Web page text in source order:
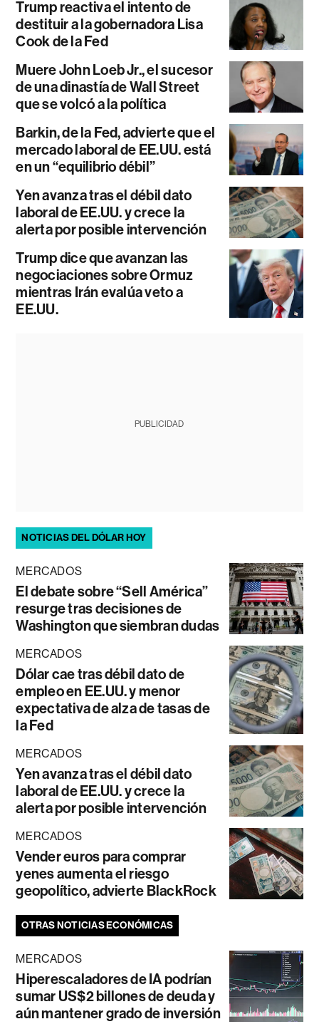
Trump reactiva el intento de
destituir a la gobernadora Lisa
Cook de la Fed
Muere John Loeb Jr., el sucesor
de una dinastía de Wall Street
que se volcó a la política
Barkin, de la Fed, advierte que el
mercado laboral de EE.UU. está
en un “equilibrio débil”
Yen avanza tras el débil dato
laboral de EE.UU. y crece la
alerta por posible intervención
Trump dice que avanzan las
negociaciones sobre Ormuz
mientras Irán evalúa veto a
EE.UU.
PUBLICIDAD
NOTICIAS DEL DÓLAR HOY
MERCADOS
El debate sobre “Sell América”
resurge tras decisiones de
Washington que siembran dudas
MERCADOS
Dólar cae tras débil dato de
empleo en EE.UU. y menor
expectativa de alza de tasas de
la Fed
MERCADOS
Yen avanza tras el débil dato
laboral de EE.UU. y crece la
alerta por posible intervención
MERCADOS
Vender euros para comprar
yenes aumenta el riesgo
geopolítico, advierte BlackRock
OTRAS NOTICIAS ECONÓMICAS
MERCADOS
Hiperescaladores de IA podrían
sumar US$2 billones de deuda y
aún mantener grado de inversión